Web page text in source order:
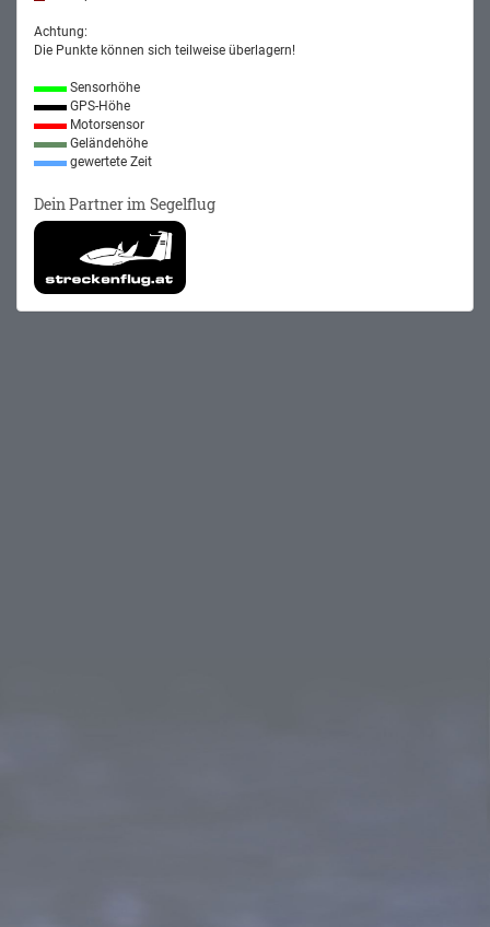
Achtung:
Die Punkte können sich teilweise überlagern!
Sensorhöhe
GPS-Höhe
Motorsensor
Geländehöhe
gewertete Zeit
Dein Partner im Segelflug